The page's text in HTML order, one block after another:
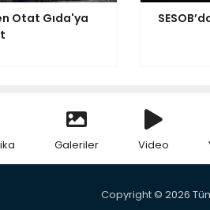
Otat Gıda'ya
Galeriler Video
Copyright © 2026